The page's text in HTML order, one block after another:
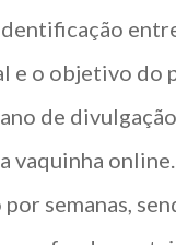
e o objetivo do
de
vaquinha
semanas,